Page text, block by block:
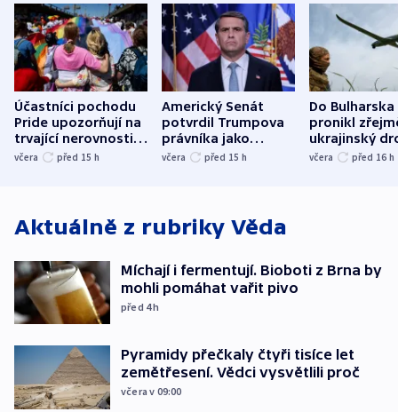
Účastníci pochodu
Pride upozorňují na
trvající nerovnosti i
společenskou
včera před 15 h
Americký Senát
potvrdil Trumpova
právníka jako
ministra
včera před 15 h
Do Bulharska
pronikl
ukrajinský
explodoval
včera před 16 h
Aktuálně z rubriky Věda
Míchají i fermentují. Bioboti z Brna by
mohli pomáhat vařit pivo
před 4h
Pyramidy přečkaly čtyři tisíce let
zemětřesení. Vědci vysvětlili proč
včera v 09:00